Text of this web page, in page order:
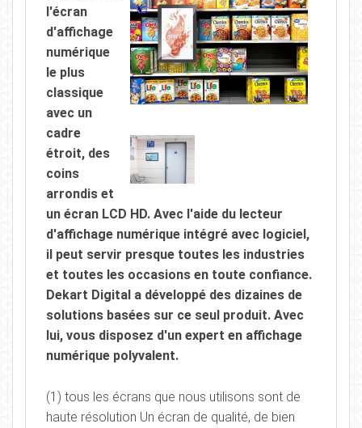
l'écran
d'affichage
numérique
le plus
classique
avec un
cadre
étroit, des
coins
arrondis et
un écran LCD HD. Avec l'aide du lecteur
d'affichage numérique intégré avec logiciel,
il peut servir presque toutes les industries
et toutes les occasions en toute confiance.
Dekart Digital a développé des dizaines de
solutions basées sur ce seul produit. Avec
lui, vous disposez d'un expert en affichage
numérique polyvalent.
(1) tous les écrans que nous utilisons sont de
haute résolution Un écran de qualité, de bien